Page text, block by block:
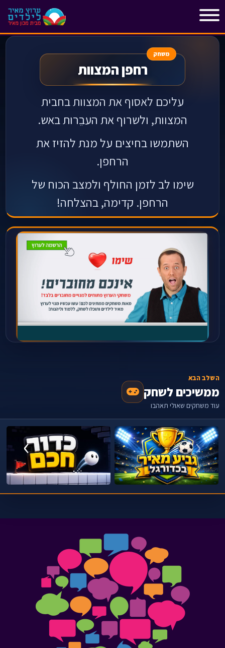
משחק
רחפן המצוות
עליכם לאסוף את המצוות בחבית
המצוות, ולשרוף את העבֵרות באש.
השתמשו בחיצים על מנת להזיז את
הרחפן.
שימו לב לזמן החולף ולמצב הכוח של
הרחפן. קדימה, בהצלחה!
השלב הבא
ממשיכים לשחק
עוד משחקים שאולי תאהבו
‹
›